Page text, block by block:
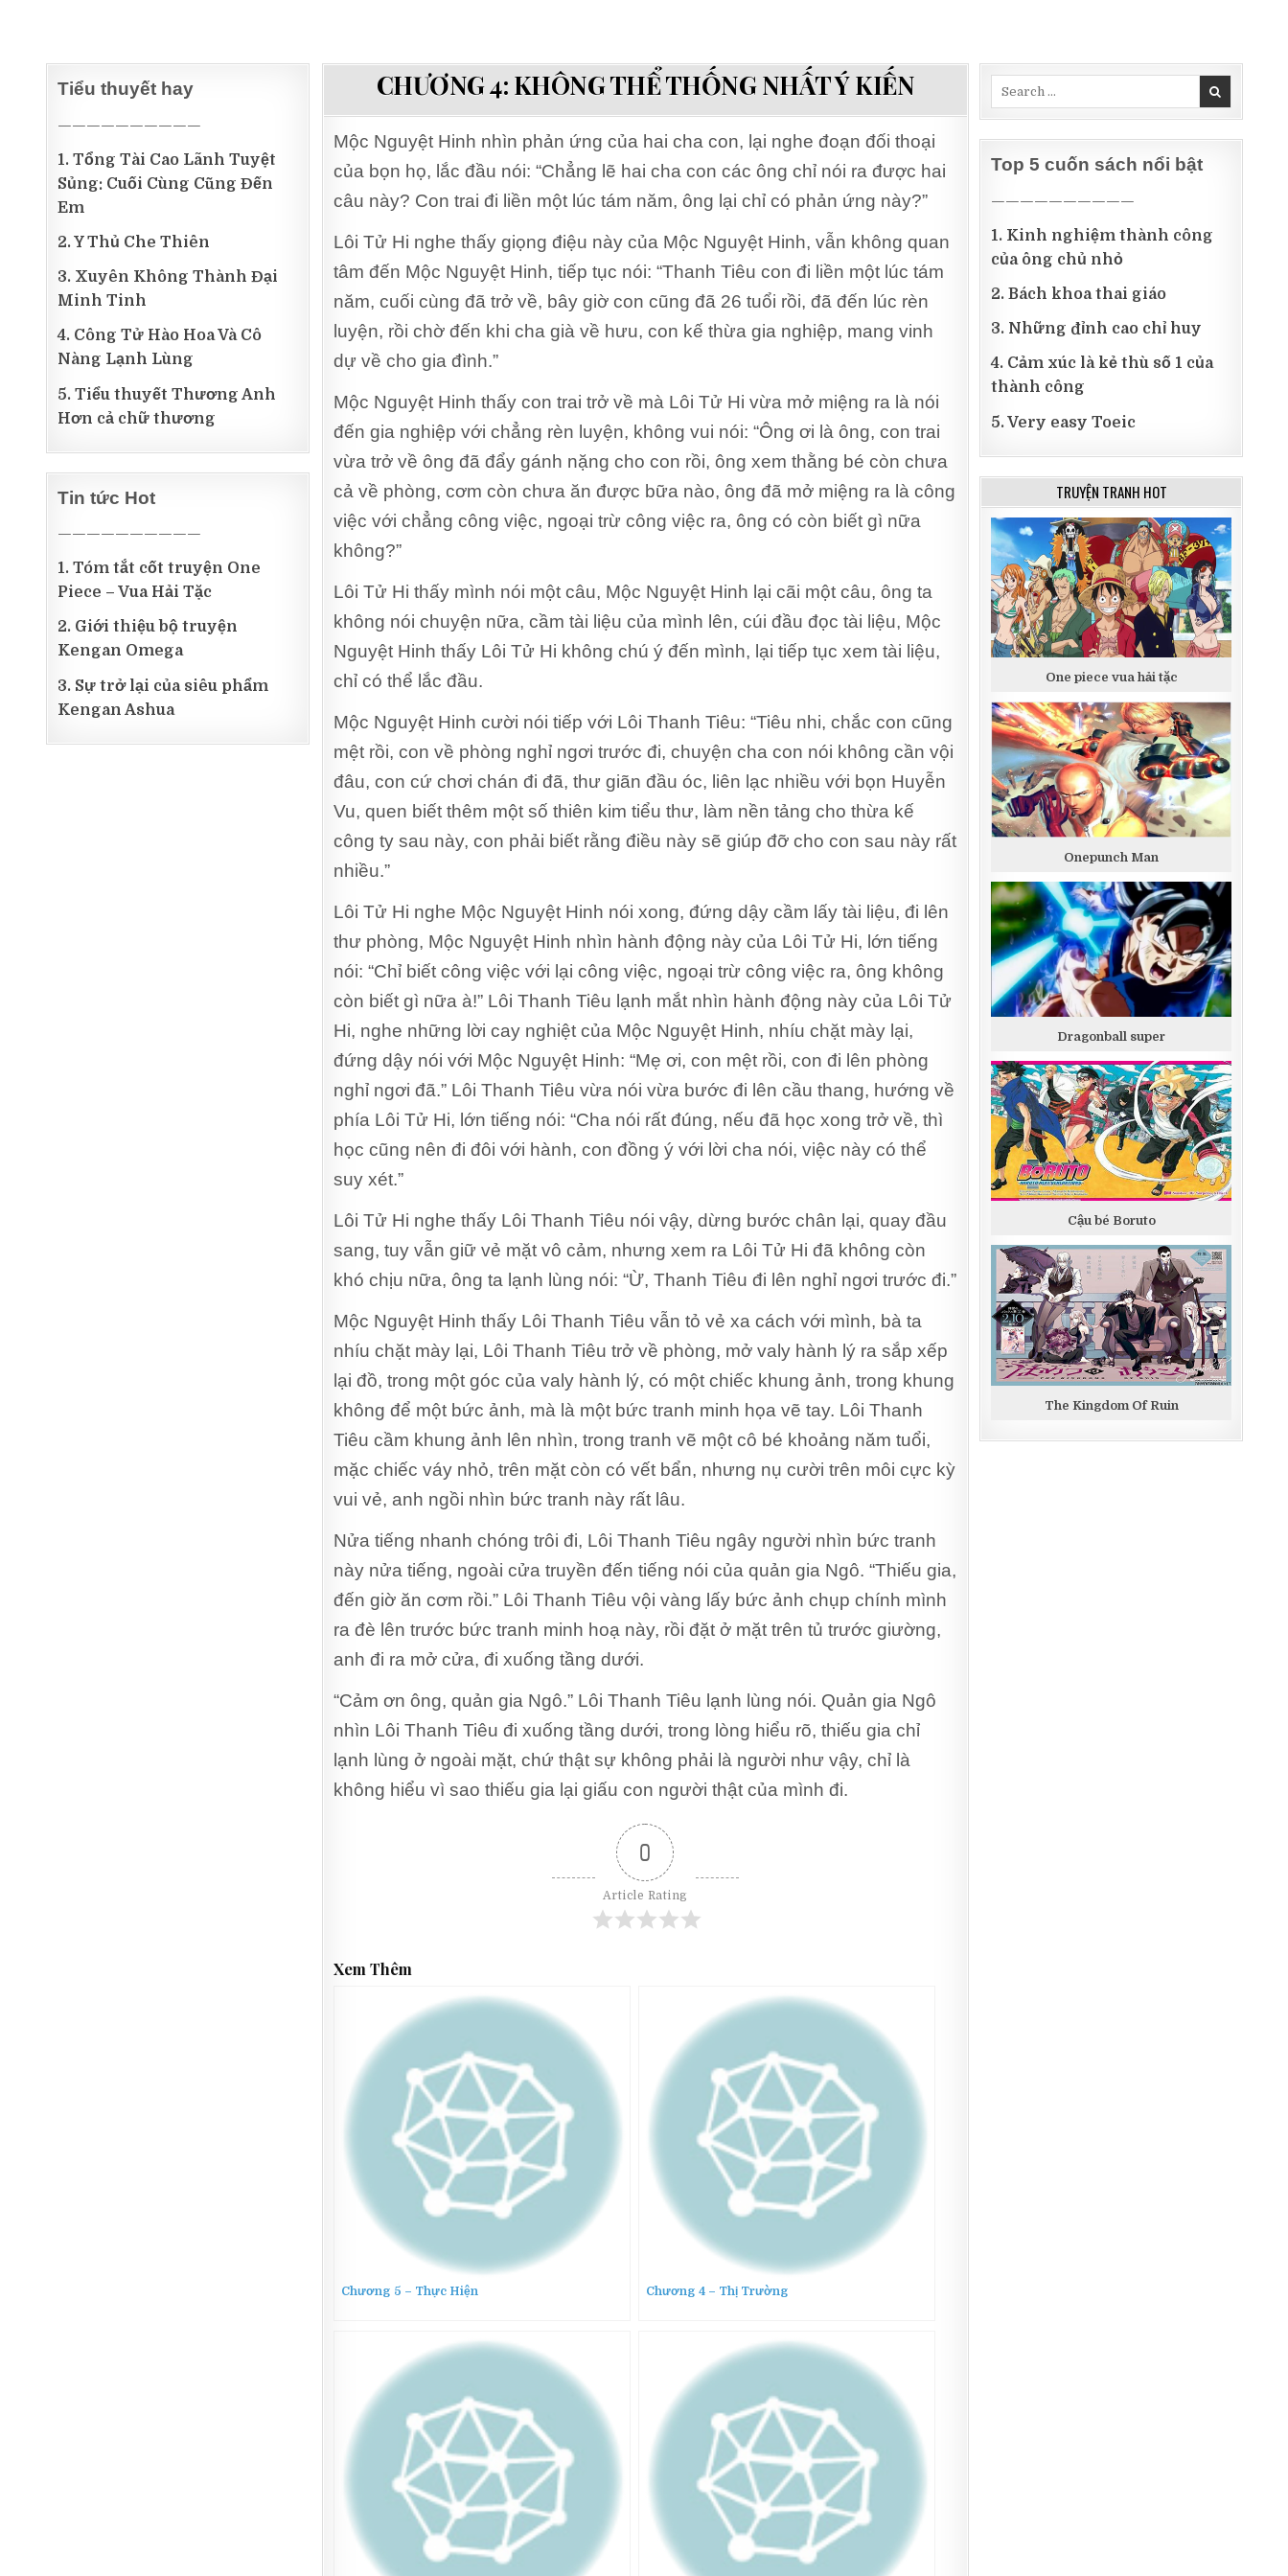
CHƯƠNG 4: KHÔNG THỂ THỐNG NHẤT Ý KIẾN
Mộc Nguyệt Hinh nhìn phản ứng của hai cha con, lại nghe đoạn đối thoại
của bọn họ, lắc đầu nói: “Chẳng lẽ hai cha con các ông chỉ nói ra được hai
câu này? Con trai đi liền một lúc tám năm, ông lại chỉ có phản ứng này?”
Lôi Tử Hi nghe thấy giọng điệu này của Mộc Nguyệt Hinh, vẫn không quan
tâm đến Mộc Nguyệt Hinh, tiếp tục nói: “Thanh Tiêu con đi liền một lúc tám
năm, cuối cùng đã trở về, bây giờ con cũng đã 26 tuổi rồi, đã đến lúc rèn
luyện, rồi chờ đến khi cha già về hưu, con kế thừa gia nghiệp, mang vinh
dự về cho gia đình.”
Mộc Nguyệt Hinh thấy con trai trở về mà Lôi Tử Hi vừa mở miệng ra là nói
đến gia nghiệp với chẳng rèn luyện, không vui nói: “Ông ơi là ông, con trai
vừa trở về ông đã đẩy gánh nặng cho con rồi, ông xem thằng bé còn chưa
cả về phòng, cơm còn chưa ăn được bữa nào, ông đã mở miệng ra là công
việc với chẳng công việc, ngoại trừ công việc ra, ông có còn biết gì nữa
không?”
Lôi Tử Hi thấy mình nói một câu, Mộc Nguyệt Hinh lại cãi một câu, ông ta
không nói chuyện nữa, cầm tài liệu của mình lên, cúi đầu đọc tài liệu, Mộc
Nguyệt Hinh thấy Lôi Tử Hi không chú ý đến mình, lại tiếp tục xem tài liệu,
chỉ có thể lắc đầu.
Mộc Nguyệt Hinh cười nói tiếp với Lôi Thanh Tiêu: “Tiêu nhi, chắc con cũng
mệt rồi, con về phòng nghỉ ngơi trước đi, chuyện cha con nói không cần vội
đâu, con cứ chơi chán đi đã, thư giãn đầu óc, liên lạc nhiều với bọn Huyễn
Vu, quen biết thêm một số thiên kim tiểu thư, làm nền tảng cho thừa kế
công ty sau này, con phải biết rằng điều này sẽ giúp đỡ cho con sau này rất
nhiều.”
Lôi Tử Hi nghe Mộc Nguyệt Hinh nói xong, đứng dậy cầm lấy tài liệu, đi lên
thư phòng, Mộc Nguyệt Hinh nhìn hành động này của Lôi Tử Hi, lớn tiếng
nói: “Chỉ biết công việc với lại công việc, ngoại trừ công việc ra, ông không
còn biết gì nữa à!” Lôi Thanh Tiêu lạnh mắt nhìn hành động này của Lôi Tử
Hi, nghe những lời cay nghiệt của Mộc Nguyệt Hinh, nhíu chặt mày lại,
đứng dậy nói với Mộc Nguyệt Hinh: “Mẹ ơi, con mệt rồi, con đi lên phòng
nghỉ ngơi đã.” Lôi Thanh Tiêu vừa nói vừa bước đi lên cầu thang, hướng về
phía Lôi Tử Hi, lớn tiếng nói: “Cha nói rất đúng, nếu đã học xong trở về, thì
học cũng nên đi đôi với hành, con đồng ý với lời cha nói, việc này có thể
suy xét.”
Lôi Tử Hi nghe thấy Lôi Thanh Tiêu nói vậy, dừng bước chân lại, quay đầu
sang, tuy vẫn giữ vẻ mặt vô cảm, nhưng xem ra Lôi Tử Hi đã không còn
khó chịu nữa, ông ta lạnh lùng nói: “Ừ, Thanh Tiêu đi lên nghỉ ngơi trước đi.”
Mộc Nguyệt Hinh thấy Lôi Thanh Tiêu vẫn tỏ vẻ xa cách với mình, bà ta
nhíu chặt mày lại, Lôi Thanh Tiêu trở về phòng, mở valy hành lý ra sắp xếp
lại đồ, trong một góc của valy hành lý, có một chiếc khung ảnh, trong khung
không để một bức ảnh, mà là một bức tranh minh họa vẽ tay. Lôi Thanh
Tiêu cầm khung ảnh lên nhìn, trong tranh vẽ một cô bé khoảng năm tuổi,
mặc chiếc váy nhỏ, trên mặt còn có vết bẩn, nhưng nụ cười trên môi cực kỳ
vui vẻ, anh ngồi nhìn bức tranh này rất lâu.
Nửa tiếng nhanh chóng trôi đi, Lôi Thanh Tiêu ngây người nhìn bức tranh
này nửa tiếng, ngoài cửa truyền đến tiếng nói của quản gia Ngô. “Thiếu gia,
đến giờ ăn cơm rồi.” Lôi Thanh Tiêu vội vàng lấy bức ảnh chụp chính mình
ra đè lên trước bức tranh minh hoạ này, rồi đặt ở mặt trên tủ trước giường,
anh đi ra mở cửa, đi xuống tầng dưới.
“Cảm ơn ông, quản gia Ngô.” Lôi Thanh Tiêu lạnh lùng nói. Quản gia Ngô
nhìn Lôi Thanh Tiêu đi xuống tầng dưới, trong lòng hiểu rõ, thiếu gia chỉ
lạnh lùng ở ngoài mặt, chứ thật sự không phải là người như vậy, chỉ là
không hiểu vì sao thiếu gia lại giấu con người thật của mình đi.
0
Article Rating
Xem Thêm
Chương 5 – Thực Hiện Chương 4 – Thị Trường
Tiểu thuyết hay
——————————
1. Tổng Tài Cao Lãnh Tuyệt
Sủng: Cuối Cùng Cũng Đến
Em
2. Y Thủ Che Thiên
3. Xuyên Không Thành Đại
Minh Tinh
4. Công Tử Hào Hoa Và Cô
Nàng Lạnh Lùng
5. Tiểu thuyết Thương Anh
Hơn cả chữ thương
Tin tức Hot
——————————
1. Tóm tắt cốt truyện One
Piece – Vua Hải Tặc
2. Giới thiệu bộ truyện
Kengan Omega
3. Sự trở lại của siêu phẩm
Kengan Ashua
Top 5 cuốn sách nổi bật
——————————
1. Kinh nghiệm thành công
của ông chủ nhỏ
2. Bách khoa thai giáo
3. Những đỉnh cao chỉ huy
4. Cảm xúc là kẻ thù số 1 của
thành công
5. Very easy Toeic
TRUYỆN TRANH HOT
One piece vua hải tặc
Onepunch Man
Dragonball super
Cậu bé Boruto
The Kingdom Of Ruin